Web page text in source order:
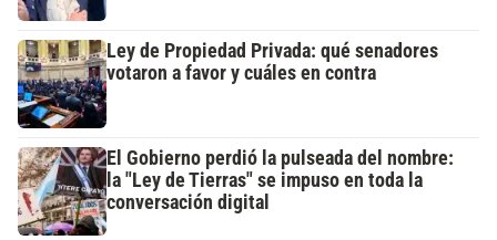
Ley de Propiedad Privada: qué senadores
votaron a favor y cuáles en contra
El Gobierno perdió la pulseada del nombre:
la "Ley de Tierras" se impuso en toda la
conversación digital